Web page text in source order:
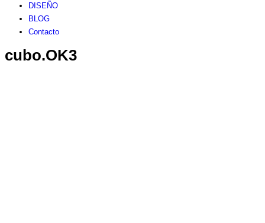
DISEÑO
BLOG
Contacto
cubo.OK3